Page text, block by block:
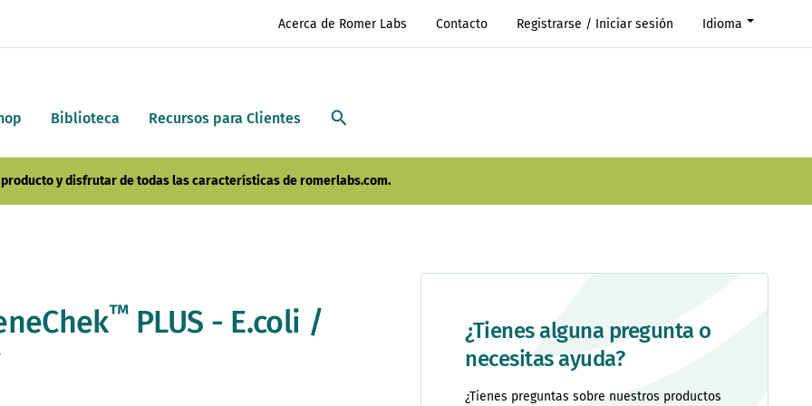
Biblioteca Recursos para Clientes
Acerca de Romer Labs Contacto Registrarse / Iniciar sesión Idioma
y disfrutar de todas las características de romerlabs.com.
™PLUS - E.coli /
¿Tienes alguna pregunta o
necesitas ayuda?
¿Tienes preguntas sobre nuestros productos